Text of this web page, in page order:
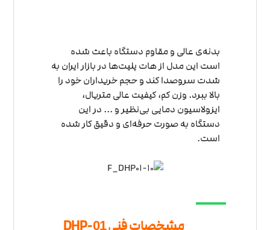
بدنه‌ی عالی و مقاوم دستگاه باعث شده
است این مدل از هات پلیت‌ها در بازار ایران به
شدت سروصدا کند و حجم خریداران خود را
بالا ببرد. وزن کم، کیفیت عالی متریال،
ایزولاسیون دمایی بی‌نظیر و ... در این
دستگاه به صورت حرفه‌ای و دقیق کار شده
است.
مشخصات فنی DHP-01